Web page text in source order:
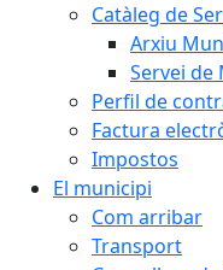
Catàleg de
Arxiu
Servei de
Perfil de
Factura
Impostos
El municipi
Com arribar
Transport